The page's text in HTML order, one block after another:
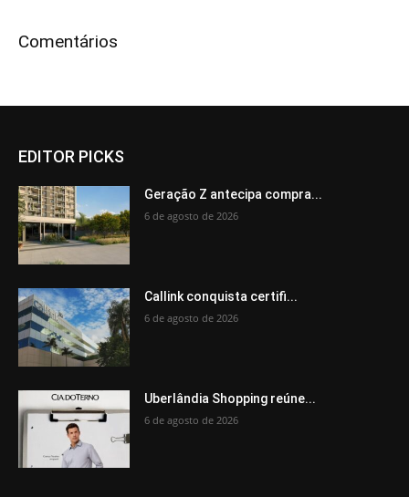
Comentários
EDITOR PICKS
Geração Z antecipa compra...
6 de agosto de 2026
Callink conquista certifi...
6 de agosto de 2026
Uberlândia Shopping reúne...
6 de agosto de 2026